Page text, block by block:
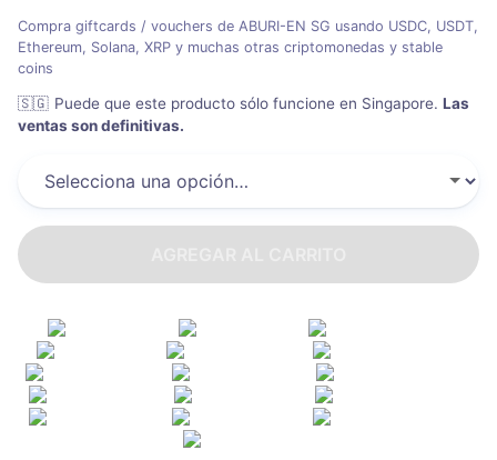
Compra giftcards / vouchers de ABURI-EN SG usando USDC, USDT,
Ethereum, Solana, XRP y muchas otras criptomonedas y stable
coins
🇸🇬 Puede que este producto sólo funcione en Singapore. Las
ventas son definitivas.